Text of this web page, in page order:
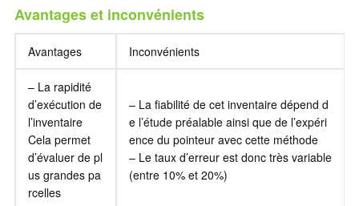
Avantages et inconvénients
Avantages Inconvénients
– La rapidité
d’exécution de
l’inventaire
Cela permet
d’évaluer de pl
us grandes pa
rcelles
– La fiabilité de cet inventaire dépend d
e l’étude préalable ainsi que de l’expéri
ence du pointeur avec cette méthode
– Le taux d’erreur est donc très variable
(entre 10% et 20%)